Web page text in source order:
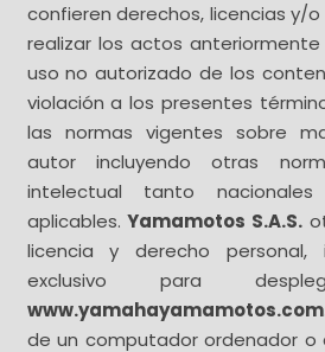
confieren derechos, licencias y/
realizar los actos anteriormente
uso no autorizado de los
violación a los presentes
las normas vigentes sobre
autor incluyendo otras
intelectual tanto nacionales
aplicables.Yamamotos S.A.S.
licencia y derecho personal,
exclusivo para
de un computador ordenador o